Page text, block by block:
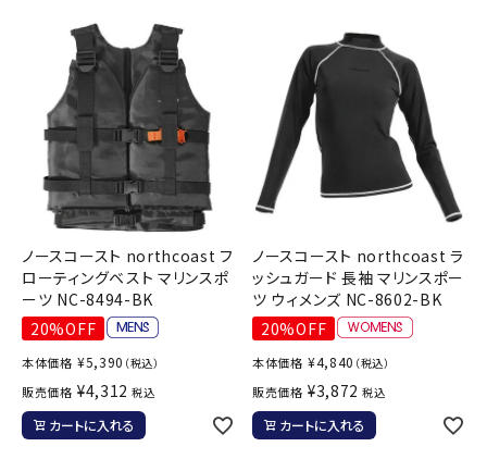
ブランドから選ぶ
SALE品はこちら
INFORMATIOM
ご利用ガイド
お問い合わせ
メルマガ登録
特定商取引法
プライバシーポリシー
ノースコースト northcoast フ
ローティングベスト マリンスポ
ーツ NC-8494-BK
20%OFF
本体価格 ¥5,390 （税込）
販売価格 ¥4,312 税込
カートに入れる
ノースコースト northcoast ラ
ッシュガード 長袖 マリンスポー
ツ ウィメンズ NC-8602-BK
20%OFF
本体価格 ¥4,840 （税込）
販売価格 ¥3,872 税込
カートに入れる